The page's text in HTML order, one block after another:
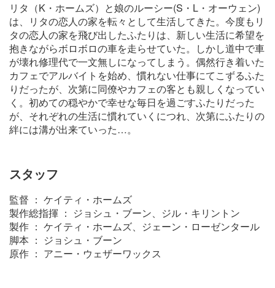
リタ（K・ホームズ）と娘のルーシー(S・L・オーウェン)
は、リタの恋人の家を転々として生活してきた。今度もリ
タの恋人の家を飛び出したふたりは、新しい生活に希望を
抱きながらボロボロの車を走らせていた。しかし道中で車
が壊れ修理代で一文無しになってしまう。偶然行き着いた
カフェでアルバイトを始め、慣れない仕事にてこずるふた
りだったが、次第に同僚やカフェの客とも親しくなってい
く。初めての穏やかで幸せな毎日を過ごすふたりだった
が、それぞれの生活に慣れていくにつれ、次第にふたりの
絆には溝が出来ていった…。
スタッフ
監督 ： ケイティ・ホームズ
製作総指揮 ： ジョシュ・ブーン、ジル・キリントン
製作 ： ケイティ・ホームズ、ジェーン・ローゼンタール
脚本 ： ジョシュ・ブーン
原作 ： アニー・ウェザーワックス